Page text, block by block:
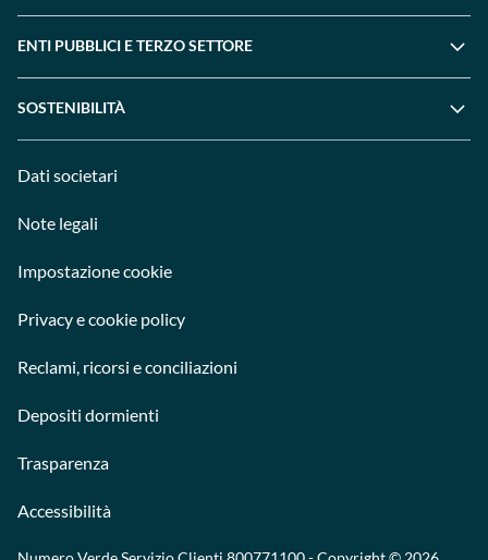
ENTI PUBBLICI E TERZO SETTORE
SOSTENIBILITÀ
Dati societari
Note legali
Impostazione cookie
Privacy e cookie policy
Reclami, ricorsi e conciliazioni
Depositi dormienti
Trasparenza
Accessibilità